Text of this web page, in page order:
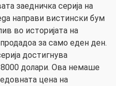
заедничка серија на
направи вистински бум
во историјата на
за само еден ден.
достигнува
долари. Ова немаше
цена на